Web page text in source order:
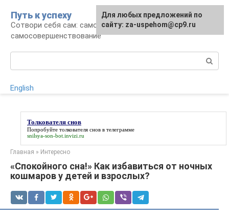
контенту
Путь к успеху
Сотвори себя сам: саморазвитие и
самосовершенствование
English
Толкователя снов
Попробуйте толкователя снов в телеграмме
snilsya-son-bot.invizi.ru
Главная » Интересно
«Спокойного сна!» Как избавиться от ночных
кошмаров у детей и взрослых?
Для любых предложений по
сайту: za-uspehom@cp9.ru